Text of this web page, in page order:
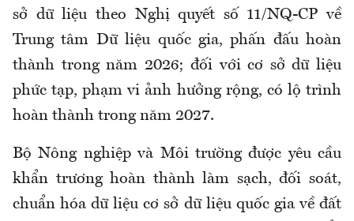
sở dữ liệu theo Nghị quyết số 11/NQ-CP về
Trung tâm Dữ liệu quốc gia, phấn đấu hoàn
thành trong năm 2026; đối với cơ sở dữ liệu
phức tạp, phạm vi ảnh hưởng rộng, có lộ trình
hoàn thành trong năm 2027.
Bộ Nông nghiệp và Môi trường được yêu cầu
khẩn trương hoàn thành làm sạch, đối soát,
chuẩn hóa dữ liệu cơ sở dữ liệu quốc gia về đất